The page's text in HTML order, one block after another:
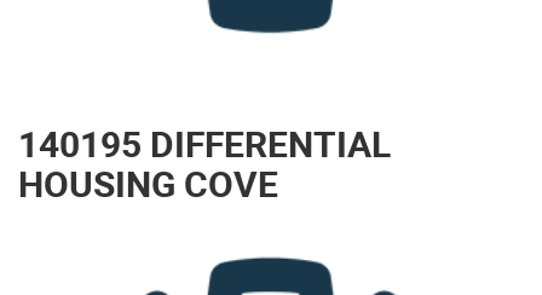
140195 DIFFERENTIAL
HOUSING COVE